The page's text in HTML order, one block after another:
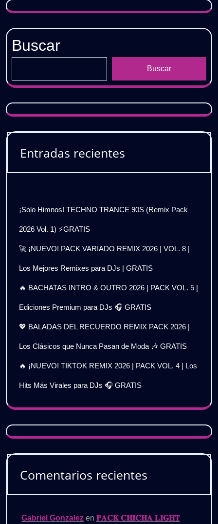
|
GRATIS
Buscar
Buscar
Entradas recientes
¡Solo Himnos! TECHNO TRANCE 90S (Remix Pack
2026 Vol. 1) ⚡GRATIS
🚀 ¡NUEVO! PACK VARIADO REMIX 2026 | VOL. 8 |
Los Mejores Remixes para DJs | GRATIS
🔥 BACHATAS INTRO & OUTRO 2026 | PACK VOL. 5 |
Ediciones Premium para DJs 🎧 GRATIS
💖 BALADAS DEL RECUERDO REMIX PACK 2026 |
Los Clásicos que Nunca Pasan de Moda 🎶 GRATIS
🔥 ¡NUEVO! TIKTOK REMIX 2026 | PACK VOL. 4 | Los
Hits Más Virales para DJs 🎧 GRATIS
Comentarios recientes
Gabriel Gonzalez en 𝐏𝐀𝐂𝐊 𝐂𝐇𝐈𝐂𝐇𝐀 𝐋𝐈𝐆𝐇𝐓